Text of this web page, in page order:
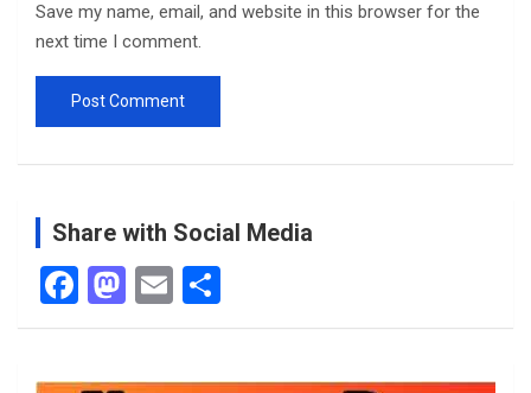
Save my name, email, and website in this browser for the
next time I comment.
Share with Social Media
F
a
M
a
E
m h